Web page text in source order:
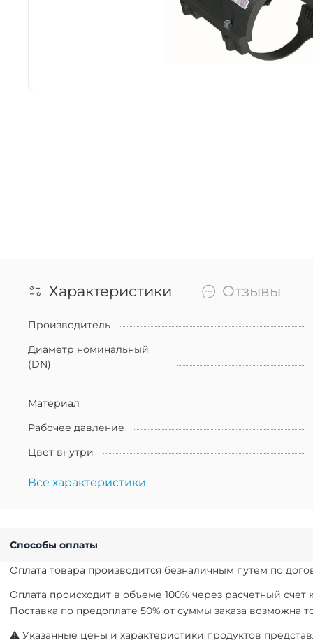
Характеристики Отзывы
Производитель
Диаметр номинальный
(DN)
Материал
Рабочее давление
Цвет внутри
Все характеристики
Способы оплаты
Оплата товара производится безналичным путем по
Оплата происходит в объеме 100% через расчетный
Поставка по предоплате 50% от суммы заказа
⚠ Указанные цены и характеристики продуктов